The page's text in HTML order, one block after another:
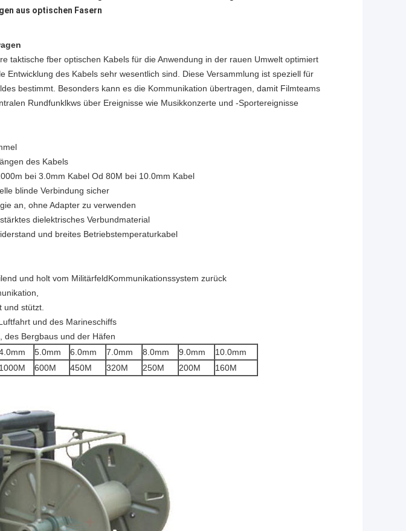
aus optischen Fasern
taktische fber optischen Kabels für die Anwendung in der rauen Umwelt optimiert
Entwicklung des Kabels sehr wesentlich sind. Diese Versammlung ist speziell für
bestimmt. Besonders kann es die Kommunikation übertragen, damit Filmteams
Rundfunklkws über Ereignisse wie Musikkonzerte und -Sportereignisse
des Kabels
bei 3.0mm Kabel Od 80M bei 10.0mm Kabel
blinde Verbindung sicher
an, ohne Adapter zu verwenden
dielektrisches Verbundmaterial
und breites Betriebstemperaturkabel
und holt vom MilitärfeldKommunikationssystem zurück
und stützt.
und des Marineschiffs
des Bergbaus und der Häfen
5.0mm 6.0mm 7.0mm 8.0mm 9.0mm
10.0mm
1000M 600M 450M 320M 250M 200M 160M